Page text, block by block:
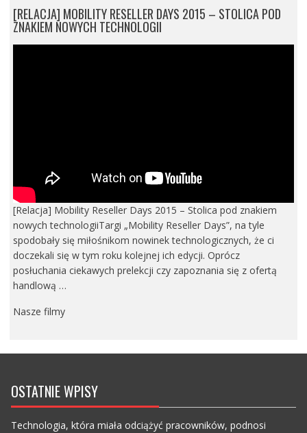
[RELACJA] MOBILITY RESELLER DAYS 2015 – STOLICA POD
ZNAKIEM NOWYCH TECHNOLOGII
[Relacja] Mobility Reseller Days 2015 – Stolica pod znakiem
nowych technologiiTargi „Mobility Reseller Days”, na tyle
spodobały się miłośnikom nowinek technologicznych, że ci
doczekali się w tym roku kolejnej ich edycji. Oprócz
posłuchania ciekawych prelekcji czy zapoznania się z ofertą
handlową …
Nasze filmy
OSTATNIE WPISY
Technologia, która miała odciążyć pracowników, podnosi